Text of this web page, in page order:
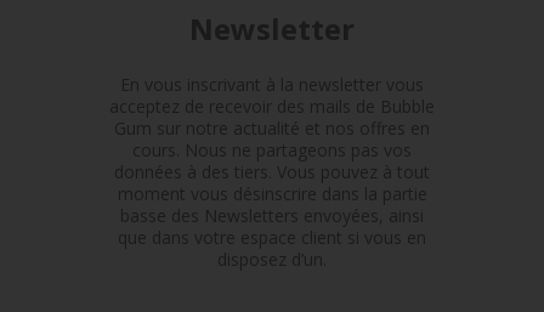
Newsletter
En vous inscrivant à la newsletter vous
acceptez de recevoir des mails de Bubble
Gum sur notre actualité et nos offres en
cours. Nous ne partageons pas vos
données à des tiers. Vous pouvez à tout
moment vous désinscrire dans la partie
basse des Newsletters envoyées, ainsi
que dans votre espace client si vous en
disposez d’un.